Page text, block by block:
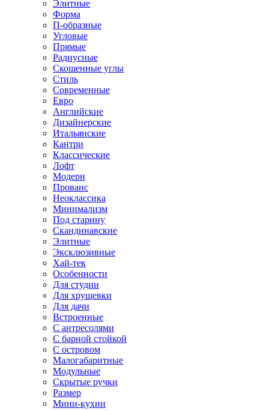
Элитные
Форма
П-образные
Угловые
Прямые
Радиусные
Скошенные углы
Стиль
Современные
Евро
Английские
Дизайнерские
Итальянские
Кантри
Классические
Лофт
Модерн
Прованс
Неоклассика
Минимализм
Под старину
Скандинавские
Элитные
Эксклюзивные
Хай-тек
Особенности
Для студии
Для хрущевки
Для дачи
Встроенные
С антресолями
С барной стойкой
С островом
Малогабаритные
Модульные
Скрытые ручки
Размер
Мини-кухни